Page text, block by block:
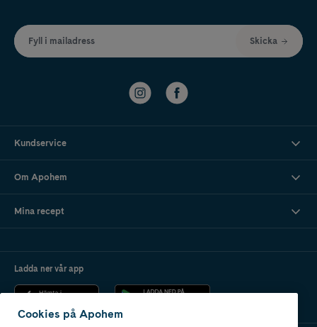
Fyll i mailadress Skicka
Kundservice
Om Apohem
Mina recept
Ladda ner vår app
Cookies på Apohem